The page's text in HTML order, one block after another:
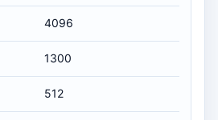
4096
1300
512